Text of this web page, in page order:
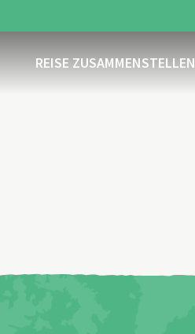
REISE ZUSAMMENSTELLEN